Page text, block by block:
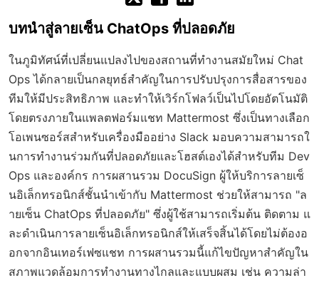
บทนำสู่ลายเซ็น ChatOps ที่ปลอดภัย
ในภูมิทัศน์ที่เปลี่ยนแปลงไปของสถานที่ทำงานสมัยใหม่ Chat
Ops ได้กลายเป็นกลยุทธ์สำคัญในการปรับปรุงการสื่อสารของ
ทีมให้มีประสิทธิภาพ และทำให้เวิร์กโฟลว์เป็นไปโดยอัตโนมัติ
โดยตรงภายในแพลตฟอร์มแชท Mattermost ซึ่งเป็นทางเลือก
โอเพนซอร์สสำหรับเครื่องมืออย่าง Slack มอบความสามารถใ
นการทำงานร่วมกันที่ปลอดภัยและโฮสต์เองได้สำหรับทีม Dev
Ops และองค์กร การผสานรวม DocuSign ผู้ให้บริการลายเซ็
นอิเล็กทรอนิกส์ชั้นนำเข้ากับ Mattermost ช่วยให้สามารถ "ล
ายเซ็น ChatOps ที่ปลอดภัย" ซึ่งผู้ใช้สามารถเริ่มต้น ติดตาม แ
ละดำเนินการลายเซ็นอิเล็กทรอนิกส์ให้เสร็จสิ้นได้โดยไม่ต้องอ
อกจากอินเทอร์เฟซแชท การผสานรวมนี้แก้ไขปัญหาสำคัญใน
สภาพแวดล้อมการทำงานทางไกลและแบบผสม เช่น ความล่า